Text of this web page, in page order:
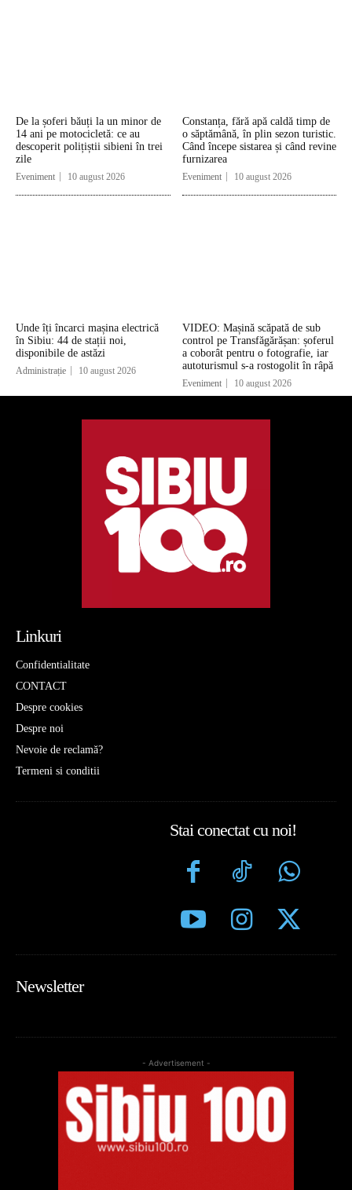
De la șoferi băuți la un minor de
14 ani pe motocicletă: ce au
descoperit polițiștii sibieni în trei
zile
Eveniment 10 august 2026
Constanța, fără apă caldă timp de
o săptămână, în plin sezon turistic.
Când începe sistarea și când revine
furnizarea
Eveniment 10 august 2026
Unde îți încarci mașina electrică
în Sibiu: 44 de stații noi,
disponibile de astăzi
Administrație 10 august 2026
VIDEO: Mașină scăpată de sub
control pe Transfăgărășan: șoferul
a coborât pentru o fotografie, iar
autoturismul s-a rostogolit în râpă
Eveniment 10 august 2026
Linkuri
Confidentialitate
CONTACT
Despre cookies
Despre noi
Nevoie de reclamă?
Termeni si conditii
Stai conectat cu noi!
Newsletter
- Advertisement -